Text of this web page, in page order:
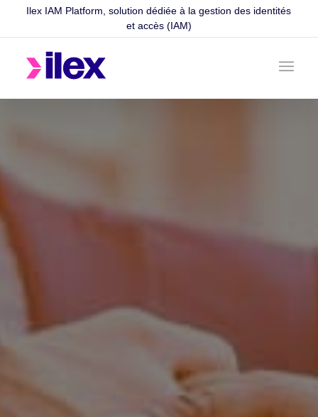
Ilex IAM Platform, solution dédiée à la gestion des identités
et accès (IAM)